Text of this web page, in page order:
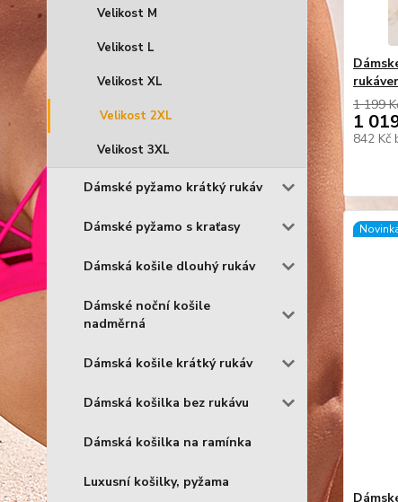
Velikost M
Velikost L
Velikost XL
Velikost 2XL
Velikost 3XL
Dámské pyžamo krátký rukáv
Dámské pyžamo s kraťasy
Dámská košile dlouhý rukáv
Dámské noční košile
nadměrná
Dámská košile krátký rukáv
Dámská košilka bez rukávu
Dámská košilka na ramínka
Luxusní košilky, pyžama
1 199
1
842 Kč